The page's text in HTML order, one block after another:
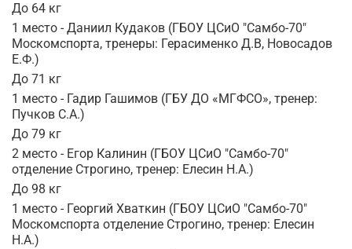
До 64 кг
1 место - Даниил Кудаков (ГБОУ ЦСиО "Самбо-70"
Москомспорта, тренеры: Герасименко Д.В, Новосадов
Е.Ф.)
До 71 кг
1 место - Гадир Гашимов (ГБУ ДО «МГФСО», тренер:
Пучков С.А.)
До 79 кг
2 место - Егор Калинин (ГБОУ ЦСиО "Самбо-70"
отделение Строгино, тренер: Елесин Н.А.)
До 98 кг
1 место - Георгий Хваткин (ГБОУ ЦСиО "Самбо-70"
Москомспорта отделение Строгино, тренер: Елесин
Н.А.)